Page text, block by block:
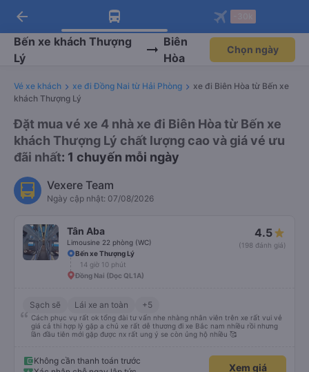
Tải app Vexere ngay!
Nhận ưu đãi thành viên độc
quyền
Mở app
Tải app Vexere
-30k/ghế khi đặt vé máy bay qua
app
Mở app
arrow_back
Bến xe khách Thượng
Lý
Biên
Hòa
Chọn ngày
Vé xe khách xe đi Đồng Nai từ Hải Phòng
xe đi Biên Hòa từ Bến xe
khách Thượng Lý
Đặt mua vé xe 4 nhà xe đi Biên Hòa từ Bến xe
khách Thượng Lý chất lượng cao và giá vé ưu
đãi nhất: 1 chuyến mỗi ngày
Vexere Team
Ngày cập nhật: 07/08/2026
Tân Aba
Limousine 22 phòng (WC)
4.5
(198 đánh giá)
Bến xe Thượng Lý
14 giờ 10 phút
Đồng Nai (Dọc QL1A)
Sạch sẽ Lái xe an toàn +5
Cách phục vụ rất ok tổng đài tư vấn nhe nhàng nhân viên trên xe rất vui vẻ
giá cả thi hợp lý gặp a chủ xe rất dễ thương đi xe Bắc nam nhiều rồi nhưng
lần đầu tiên mới gặp được nx rất ung ý se còn ủng hộ nhiều 🥰
Không cần thanh toán trước
Xem giá